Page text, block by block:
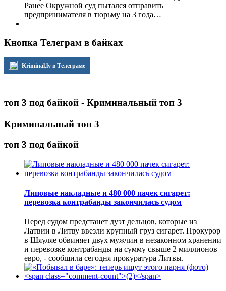
Ранее Окружной суд пытался отправить
предпринимателя в тюрьму на 3 года…
Кнопка Телеграм в байках
Kriminal.lv в Телеграме
топ 3 под байкой - Криминальный топ 3
Криминальный топ 3
топ 3 под байкой
Липовые накладные и 480 000 пачек сигарет:
перевозка контрабанды закончилась судом
Перед судом предстанет дуэт дельцов, которые из
Латвии в Литву ввезли крупный груз сигарет. Прокурор
в Шяуляе обвиняет двух мужчин в незаконном хранении
и перевозке контрабанды на сумму свыше 2 миллионов
евро, - сообщила сегодня прокуратура Литвы.